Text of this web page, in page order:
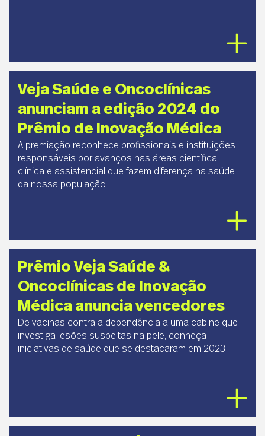
Veja Saúde e Oncoclínicas
anunciam a edição 2024 do
Prêmio de Inovação Médica
A premiação reconhece profissionais e instituições
responsáveis por avanços nas áreas científica,
clínica e assistencial que fazem diferença na saúde
da nossa população
Prêmio Veja Saúde &
Oncoclínicas de Inovação
Médica anuncia vencedores
De vacinas contra a dependência a uma cabine que
investiga lesões suspeitas na pele, conheça
iniciativas de saúde que se destacaram em 2023